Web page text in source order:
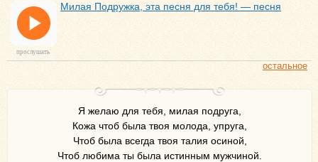
Милая Подружка, эта песня для тебя! — песня
прослушать
остальное
Я желаю для тебя, милая подруга,
Кожа чтоб была твоя молода, упруга,
Чтоб была всегда твоя талия осиной,
Чтоб любима ты была истинным мужчиной.